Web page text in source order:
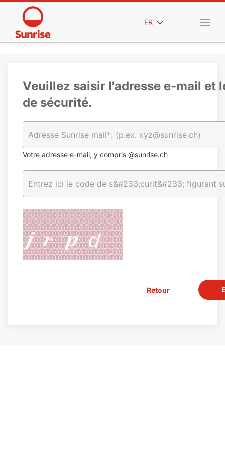
FR
Veuillez saisir l'adresse e-mail et
de sécurité.
Votre adresse e-mail, y compris @sunrise.ch
Retour